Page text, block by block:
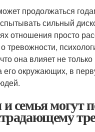
продолжаться
сильный
отношения просто
тревожности,
она влияет не
его окружающих, в
семья могут